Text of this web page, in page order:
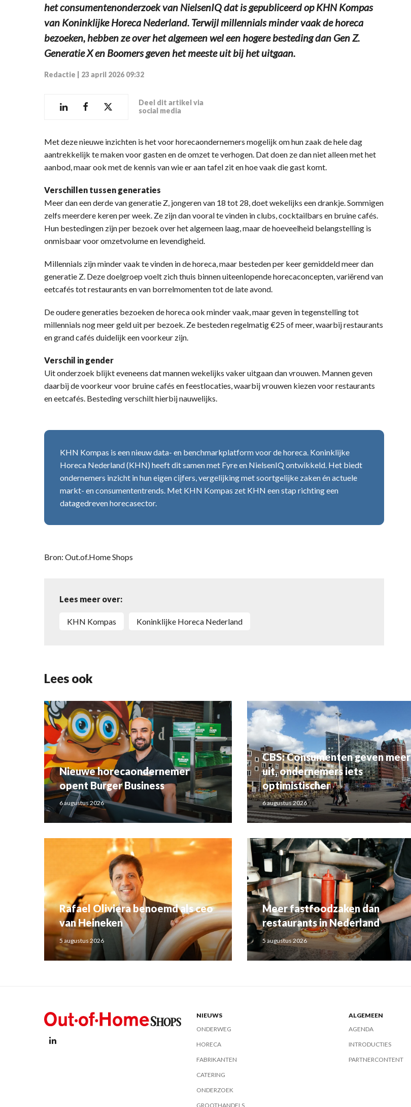
het consumentenonderzoek van NielsenIQ dat is gepubliceerd op KHN Kompas
van Koninklijke Horeca Nederland. Terwijl millennials minder vaak de horeca
bezoeken, hebben ze over het algemeen wel een hogere besteding dan Gen Z.
Generatie X en Boomers geven het meeste uit bij het uitgaan.
Redactie 23 april 2026 09:32
Deel dit artikel via
social media
Met deze nieuwe inzichten is het voor horecaondernemers mogelijk om hun zaak de hele dag
aantrekkelijk te maken voor gasten en de omzet te verhogen. Dat doen ze dan niet alleen met het
aanbod, maar ook met de kennis van wie er aan tafel zit en hoe vaak die gast komt.
Verschillen tussen generaties
Meer dan een derde van generatie Z, jongeren van 18 tot 28, doet wekelijks een drankje. Sommigen
zelfs meerdere keren per week. Ze zijn dan vooral te vinden in clubs, cocktailbars en bruine cafés.
Hun bestedingen zijn per bezoek over het algemeen laag, maar de hoeveelheid belangstelling is
onmisbaar voor omzetvolume en levendigheid.
Millennials zijn minder vaak te vinden in de horeca, maar besteden per keer gemiddeld meer dan
generatie Z. Deze doelgroep voelt zich thuis binnen uiteenlopende horecaconcepten, variërend van
eetcafés tot restaurants en van borrelmomenten tot de late avond.
De oudere generaties bezoeken de horeca ook minder vaak, maar geven in tegenstelling tot
millennials nog meer geld uit per bezoek. Ze besteden regelmatig €25 of meer, waarbij restaurants
en grand cafés duidelijk een voorkeur zijn.
Verschil in gender
Uit onderzoek blijkt eveneens dat mannen wekelijks vaker uitgaan dan vrouwen. Mannen geven
daarbij de voorkeur voor bruine cafés en feestlocaties, waarbij vrouwen kiezen voor restaurants
en eetcafés. Besteding verschilt hierbij nauwelijks.
KHN Kompas is een nieuw data- en benchmarkplatform voor de horeca. Koninklijke
Horeca Nederland (KHN) heeft dit samen met Fyre en NielsenIQ ontwikkeld. Het biedt
ondernemers inzicht in hun eigen cijfers, vergelijking met soortgelijke zaken én actuele
markt- en consumententrends. Met KHN Kompas zet KHN een stap richting een
datagedreven horecasector.
Bron: Out.of.Home Shops
Lees meer over:
KHN Kompas Koninklijke Horeca Nederland
Lees ook
Nieuwe horecaondernemer
opent Burger Business
6 augustus 2026
CBS: Consumenten geven meer
uit, ondernemers iets
optimistischer
6 augustus 2026
Rafael Oliviera benoemd als ceo
van Heineken
5 augustus 2026
Meer fastfoodzaken dan
restaurants in Nederland
5 augustus 2026
NIEUWS
ONDERWEG
HORECA
FABRIKANTEN
CATERING
ONDERZOEK
GROOTHANDELS
ALGEMEEN
AGENDA
INTRODUCTIES
PARTNERCONTENT